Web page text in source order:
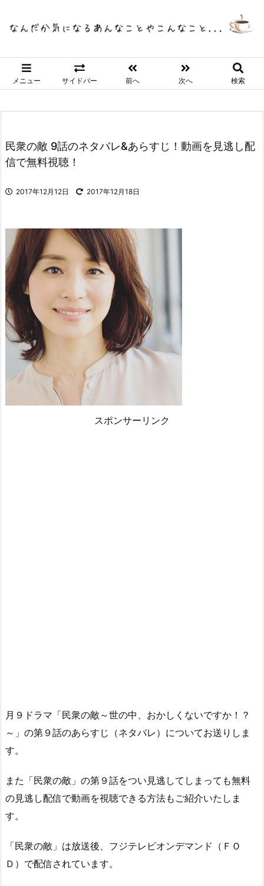
メニュー サイドバー 前へ 次へ 検索
民衆の敵 9話のネタバレ&あらすじ！動画を見逃し配
信で無料視聴！
2017年12月12日 2017年12月18日
スポンサーリンク
月９ドラマ「民衆の敵～世の中、おかしくないですか！？
～」の第９話のあらすじ（ネタバレ）についてお送りしま
す。
また「民衆の敵」の第９話をつい見逃してしまっても無料
の見逃し配信で動画を視聴できる方法もご紹介いたしま
す。
「民衆の敵」は放送後、フジテレビオンデマンド（ＦＯ
Ｄ）で配信されています。